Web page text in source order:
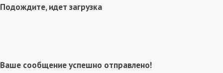
Подождите, идет загрузка
Ваше сообщение успешно отправлено!